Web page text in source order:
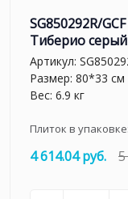
SG850292R/
Тиберио
Артикул:
Размер: 80*33 см
Вес: 6.9 кг
Плиток в упаковке:
4 614.04 руб.